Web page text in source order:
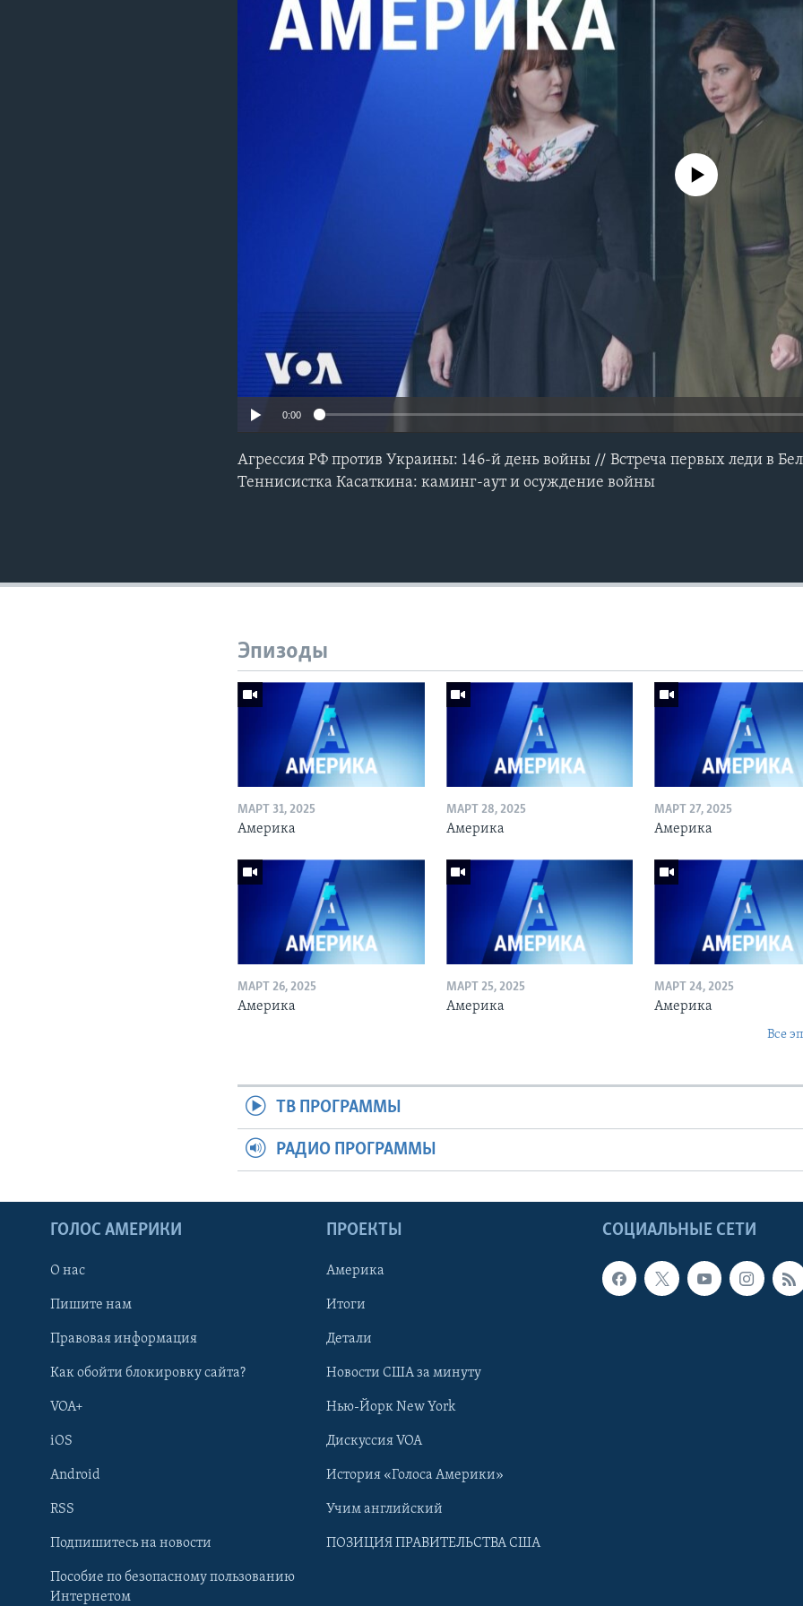
Learning English
No media source currently
0:00
Агрессия РФ против Украины: 146-й день войны // Встреча первых леди в
Теннисистка Касаткина: каминг-аут и осуждение войны
Эпизоды
МАРТ 31, 2025
Америка
МАРТ 28, 2025
Америка
МАРТ 27, 2025
Америка
МАРТ 26, 2025
Америка
МАРТ 25, 2025
Америка
МАРТ 24, 2025
Америка
Все
ТВ ПРОГРАММЫ
РАДИО ПРОГРАММЫ
СОЦИАЛЬНЫЕ СЕТИ
ГОЛОС АМЕРИКИ
О нас
Пишите нам
Правовая информация
Как обойти блокировку сайта?
VOA+
iOS
Android
RSS
Подпишитесь на новости
Пособие по безопасному пользованию
Интернетом
ПРОЕКТЫ
Америка
Итоги
Детали
Новости США за минуту
Нью-Йорк New York
Дискуссия VOA
История «Голоса Америки»
Учим английский
ПОЗИЦИЯ ПРАВИТЕЛЬСТВА США